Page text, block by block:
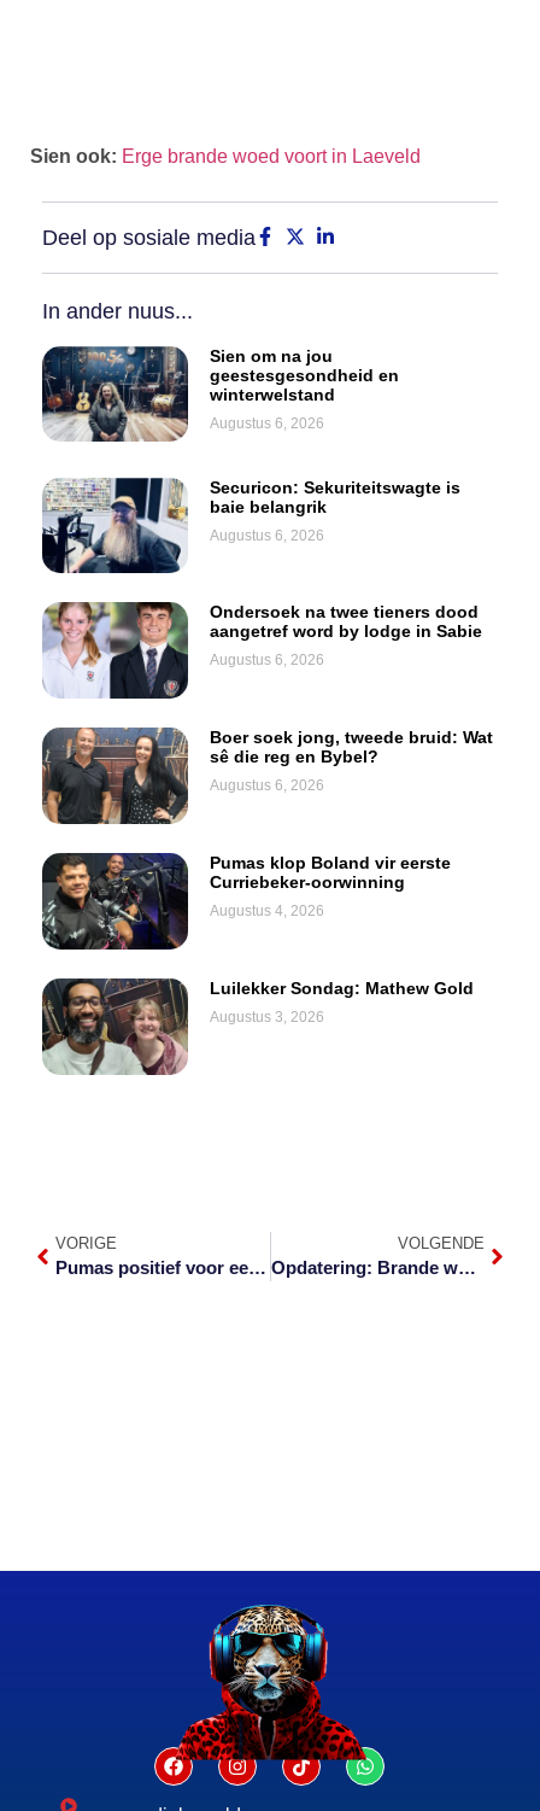
Sien ook: Erge brande woed voort in Laeveld
Deel op sosiale media
In ander nuus...
Sien om na jou
geestesgesondheid en
winterwelstand
Augustus 6, 2026
Securicon: Sekuriteitswagte is
baie belangrik
Augustus 6, 2026
Ondersoek na twee tieners dood
aangetref word by lodge in Sabie
Augustus 6, 2026
Boer soek jong, tweede bruid: Wat
sê die reg en Bybel?
Augustus 6, 2026
Pumas klop Boland vir eerste
Curriebeker-oorwinning
Augustus 4, 2026
Luilekker Sondag: Mathew Gold
Augustus 3, 2026
VORIGE
Pumas positief voor eerste Curriebeker tuiswedstryd
VOLGENDE
Opdatering: Brande woed voort in die Laeveld